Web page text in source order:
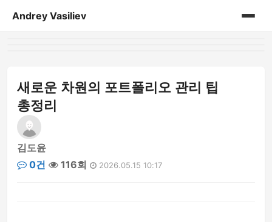
Andrey Vasiliev
books
drugoe
javascript
새로운 차원의 포트폴리오 관리 팁
총정리
김도윤
0건
116회 2026.05.15 10:17